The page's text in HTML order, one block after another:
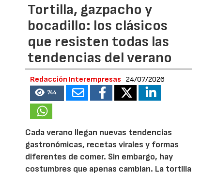
Tortilla, gazpacho y
bocadillo: los clásicos
que resisten todas las
tendencias del verano
Redacción Interempresas 24/07/2026
744
Cada verano llegan nuevas tendencias
gastronómicas, recetas virales y formas
diferentes de comer. Sin embargo, hay
costumbres que apenas cambian. La tortilla